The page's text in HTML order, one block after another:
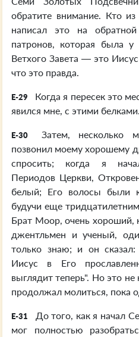
обратите внимание. Кто
написал это на
патронов, которая была
Ветхого Завета — это
что это правда.
E-29
Когда я пересек это
явился мне, с этими
E-30
Затем, несколько
позвонил моему хорошему
спросить; когда я
Периодов Церкви,
белый; Его волосы были
будучи еще
Брат Моор, очень хороший,
джентльмен и ученый,
только знаю; и он
Иисус в Его
выглядит теперь". Но это
продолжал молиться, пока
E-31
До того, как я начал
мог полностью